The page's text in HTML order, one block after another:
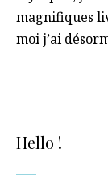
magnifiques
moi j’ai
Hello !